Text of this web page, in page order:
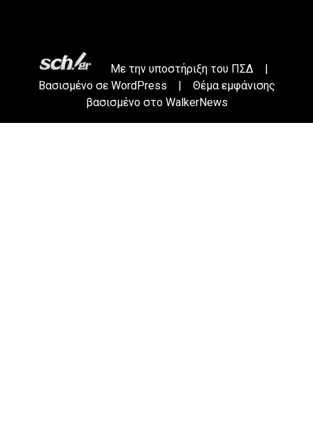
Με την υποστήριξη του ΠΣΔ
Βασισμένο σε WordPress
Θέμα εμφάνισης
βασισμένο στο WalkerNews